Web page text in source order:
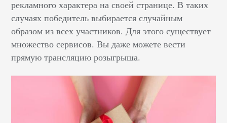
рекламного характера на своей странице. В таких
случаях победитель выбирается случайным
образом из всех участников. Для этого существует
множество сервисов. Вы даже можете вести
прямую трансляцию розыгрыша.